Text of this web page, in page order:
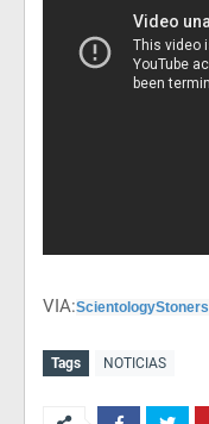
VIA:ScientologyStoners
Tags NOTICIAS